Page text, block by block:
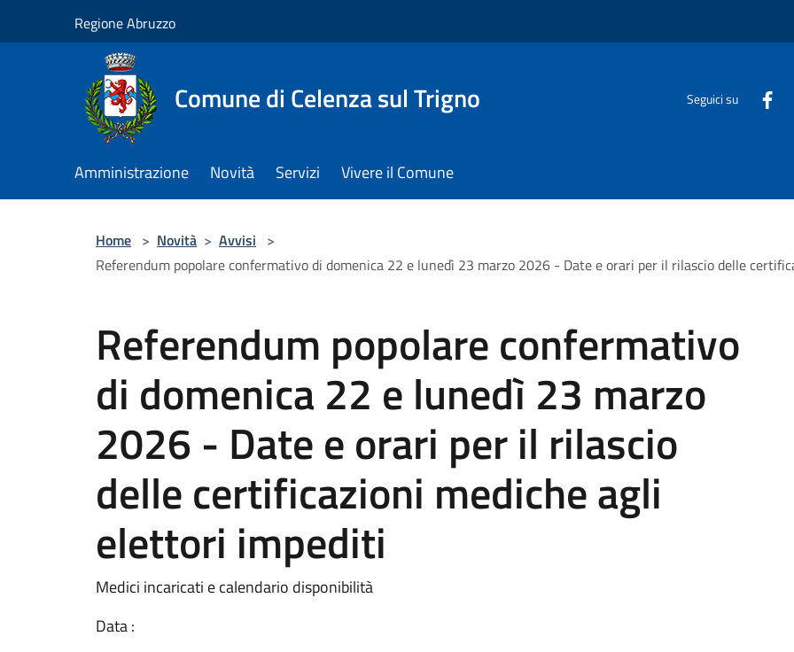
Regione Abruzzo
Comune di Celenza sul Trigno Seguici su
Amministrazione Novità Servizi Vivere il Comune
Home > Novità > Avvisi >
Referendum popolare confermativo di domenica 22 e lunedì 23 marzo 2026 - Date e orari per il rilascio delle
Referendum popolare confermativo
di domenica 22 e lunedì 23 marzo
2026 - Date e orari per il rilascio
delle certificazioni mediche agli
elettori impediti
Medici incaricati e calendario disponibilità
Data :